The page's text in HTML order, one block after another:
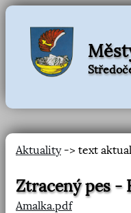
Aktuality-> text
Ztracený pes -
Amalka.pdf